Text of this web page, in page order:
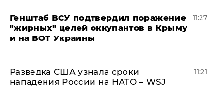
Генштаб ВСУ подтвердил поражение
"жирных" целей оккупантов в Крыму
и на ВОТ Украины
11:27
Разведка США узнала сроки
нападения России на НАТО – WSJ
11:21